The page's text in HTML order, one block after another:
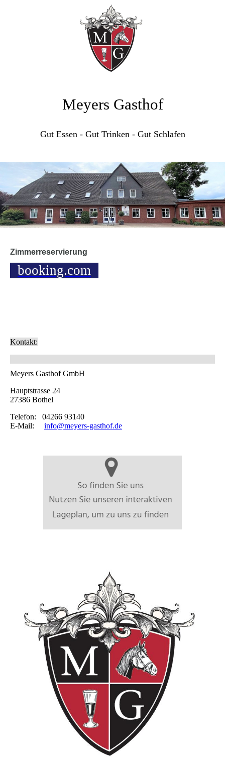
Meyers Gasthof
Gut Essen - Gut Trinken - Gut Schlafen
Zimmerreservierung
booking.com
Kontakt:
Meyers Gasthof GmbH
Hauptstrasse 24
27386 Bothel
Telefon: 04266 93140
E-Mail: info@meyers-gasthof.de